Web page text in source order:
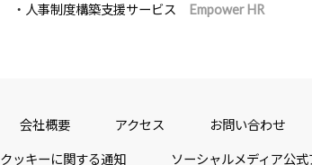
人事制度構築支援サービス
Empower HR
会社概要 アクセス お問い合わせ
クッキーに関する通知 ソーシャルメディア公